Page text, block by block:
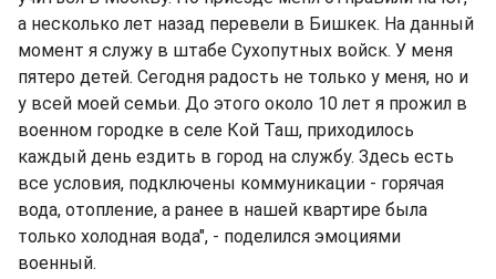
а несколько лет назад перевели в Бишкек. На данный
момент я служу в штабе Сухопутных войск. У меня
пятеро детей. Сегодня радость не только у меня, но и
у всей моей семьи. До этого около 10 лет я прожил в
военном городке в селе Кой Таш, приходилось
каждый день ездить в город на службу. Здесь есть
все условия, подключены коммуникации - горячая
вода, отопление, а ранее в нашей квартире была
только холодная вода", - поделился эмоциями
военный.